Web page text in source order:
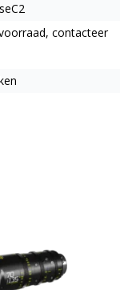
contacteer